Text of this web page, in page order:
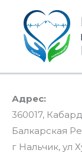
Перейти
содержимому
Адрес:
360017,
Балкарская
г Нальчик, ул